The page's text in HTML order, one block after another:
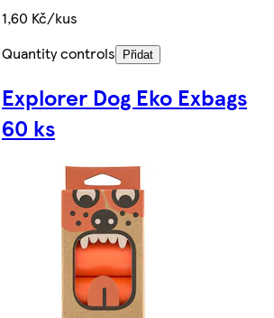
1,60 Kč/kus
Quantity controls
Přidat
Explorer Dog Eko Exbags
60 ks